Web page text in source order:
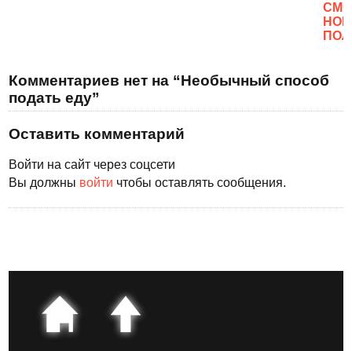
Комментариев нет на “Необычный способ
подать еду”
Оставить комментарий
Войти на сайт через соцсети
Вы должны войти чтобы оставлять сообщения.